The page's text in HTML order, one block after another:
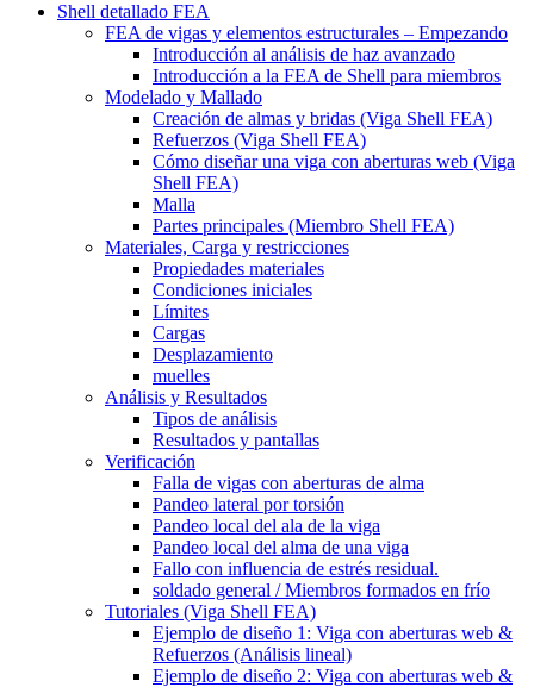
Shell detallado FEA
FEA de vigas y elementos estructurales – Empezando
Introducción al análisis de haz avanzado
Introducción a la FEA de Shell para miembros
Modelado y Mallado
Creación de almas y bridas (Viga Shell FEA)
Refuerzos (Viga Shell FEA)
Cómo diseñar una viga con aberturas web (Viga
Shell FEA)
Malla
Partes principales (Miembro Shell FEA)
Materiales, Carga y restricciones
Propiedades materiales
Condiciones iniciales
Límites
Cargas
Desplazamiento
muelles
Análisis y Resultados
Tipos de análisis
Resultados y pantallas
Verificación
Falla de vigas con aberturas de alma
Pandeo lateral por torsión
Pandeo local del ala de la viga
Pandeo local del alma de una viga
Fallo con influencia de estrés residual.
soldado general / Miembros formados en frío
Tutoriales (Viga Shell FEA)
Ejemplo de diseño 1: Viga con aberturas web &
Refuerzos (Análisis lineal)
Ejemplo de diseño 2: Viga con aberturas web &